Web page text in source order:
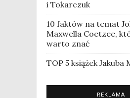
i Tokarczuk
10 faktów na temat
Maxwella Coetzee,
warto znać
TOP 5 książek Jakuba
REKLAMA